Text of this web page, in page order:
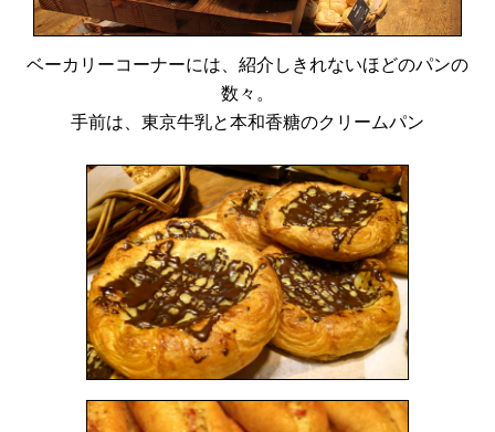
ベーカリーコーナーには、紹介しきれないほどのパンの
数々。
手前は、東京牛乳と本和香糖のクリームパン